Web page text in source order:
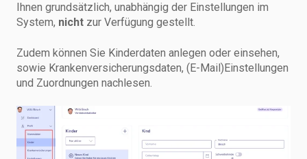
Ihnen grundsätzlich, unabhängig der Einstellungen im
System, nicht zur Verfügung gestellt.
Zudem können Sie Kinderdaten anlegen oder einsehen,
sowie Krankenversicherungsdaten, (E-Mail)Einstellungen
und Zuordnungen nachlesen.